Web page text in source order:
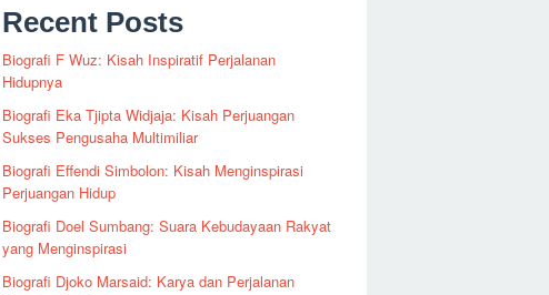
Recent Posts
Biografi F Wuz: Kisah Inspiratif Perjalanan
Hidupnya
Biografi Eka Tjipta Widjaja: Kisah Perjuangan
Sukses Pengusaha Multimiliar
Biografi Effendi Simbolon: Kisah Menginspirasi
Perjuangan Hidup
Biografi Doel Sumbang: Suara Kebudayaan Rakyat
yang Menginspirasi
Biografi Djoko Marsaid: Karya dan Perjalanan